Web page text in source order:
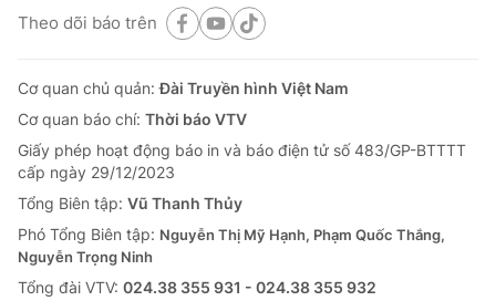
Theo dõi báo trên
Cơ quan chủ quản:Đài Truyền hình Việt Nam
Cơ quan báo chí: Thời báo VTV
Giấy phép hoạt động báo in và báo điện tử số 483/GP-BTTTT
cấp ngày 29/12/2023
Tổng Biên tập: Vũ Thanh Thủy
Phó Tổng Biên tập: Nguyễn Thị Mỹ Hạnh, Phạm Quốc Thắng,
Nguyễn Trọng Ninh
Tổng đài VTV: 024.38 355 931 - 024.38 355 932